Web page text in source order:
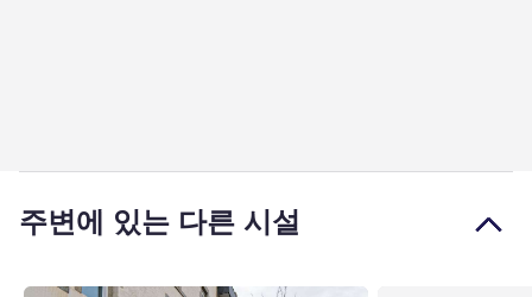
주변에 있는 다른 시설